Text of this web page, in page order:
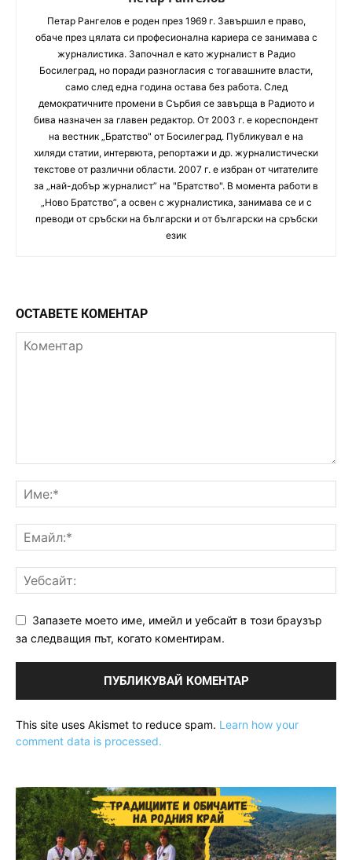
Петaр Рангелов е роден през 1969 г. Завършил е право,
обаче през цялата си професионална кариера се занимава с
журналистика. Започнал е като журналист в Радио
Босилеград, но поради разногласия с тогавашните власти,
само след една година остава без работа. След
демократичните промени в Сърбия се завърща в Радиото и
бива назначен за главен редактор. От 2003 г. е кореспондент
на вестник „Братство" от Босилеград. Публикувал е на
хиляди статии, интервюта, репортажи и др. журналистически
текстове от различни области. 2007 г. е избран от читателите
за „най-добър журналист” на "Братство". В момента работи в
„Ново Братство”, а освен с журналистика, занимава се и с
преводи от сръбски на български и от български на сръбски
език
ОСТАВЕТЕ КОМЕНТАР
Запазете моето име, имейл и уебсайт в този браузър
за следващия път, когато коментирам.
This site uses Akismet to reduce spam. Learn how your
comment data is processed.